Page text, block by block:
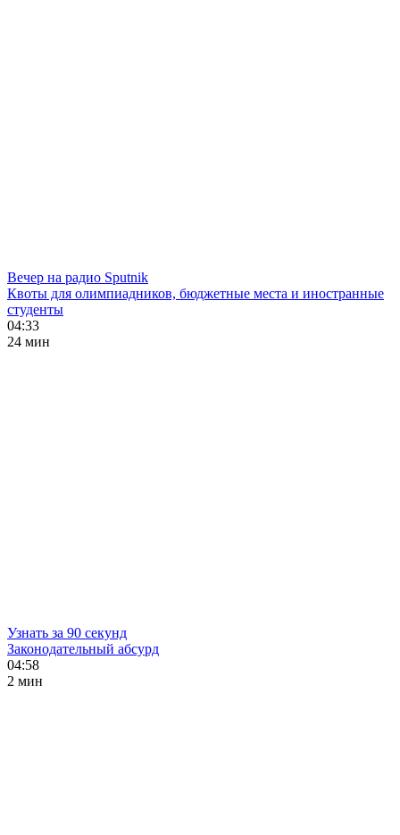
Вечер на радио Sputnik
Квоты для олимпиадников, бюджетные места и иностранные
студенты
04:33
24 мин
Узнать за 90 секунд
Законодательный абсурд
04:58
2 мин